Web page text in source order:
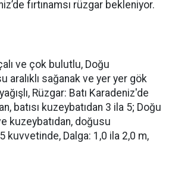
fırtınamsı rüzgar bekleniyor.
ve çok bulutlu, Doğu
aralıklı sağanak ve yer yer gök
Rüzgar: Batı Karadeniz'de
batısı kuzeybatıdan 3 ila 5; Doğu
kuzeybatıdan, doğusu
kuvvetinde, Dalga: 1,0 ila 2,0 m,